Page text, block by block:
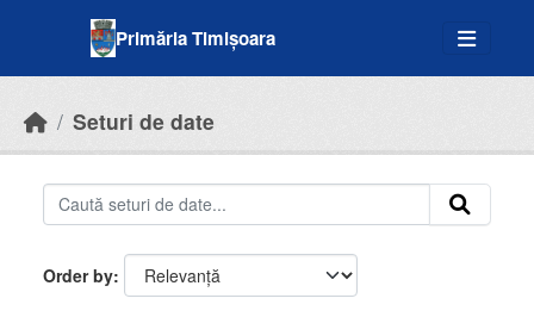
Primăria Timișoara
Seturi de date
Order by